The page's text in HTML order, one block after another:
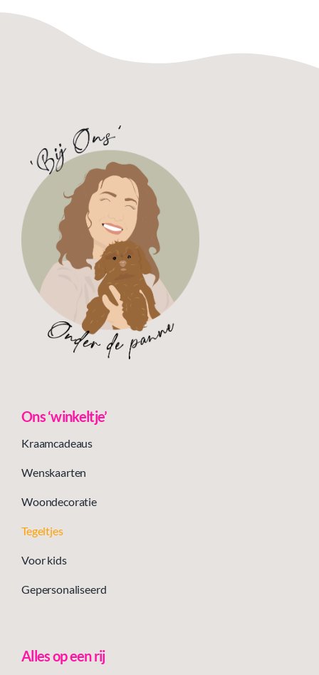
Ons ‘winkeltje’
Kraamcadeaus
Wenskaarten
Woondecoratie
Tegeltjes
Voor kids
Gepersonaliseerd
Alles op een rij